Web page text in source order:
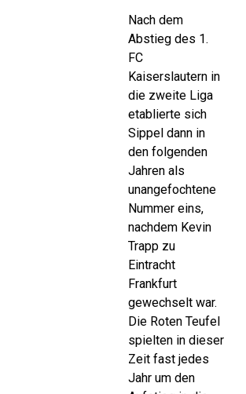
Nach dem
Abstieg des 1.
FC
Kaiserslautern in
die zweite Liga
etablierte sich
Sippel dann in
den folgenden
Jahren als
unangefochtene
Nummer eins,
nachdem Kevin
Trapp zu
Eintracht
Frankfurt
gewechselt war.
Die Roten Teufel
spielten in dieser
Zeit fast jedes
Jahr um den